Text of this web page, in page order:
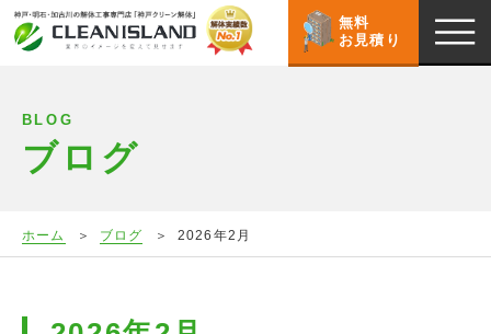
無料
お見積り
BLOG
ブログ
ホーム ブログ 2026年2月